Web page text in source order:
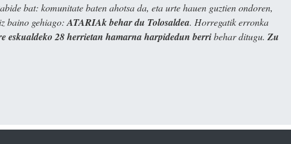
bat: komunitate baten ahotsa da, eta urte hauen guztien ondoren,
baino gehiago: ATARIAk behar du Tolosaldea. Horregatik erronka
eskualdeko 28 herrietan hamarna harpidedun berribehar ditugu. Zu